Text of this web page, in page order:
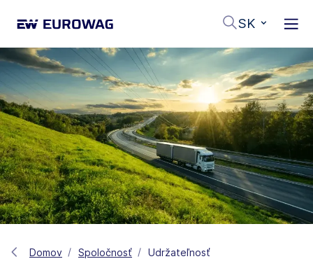
SK
Domov Spoločnosť Udržateľnosť